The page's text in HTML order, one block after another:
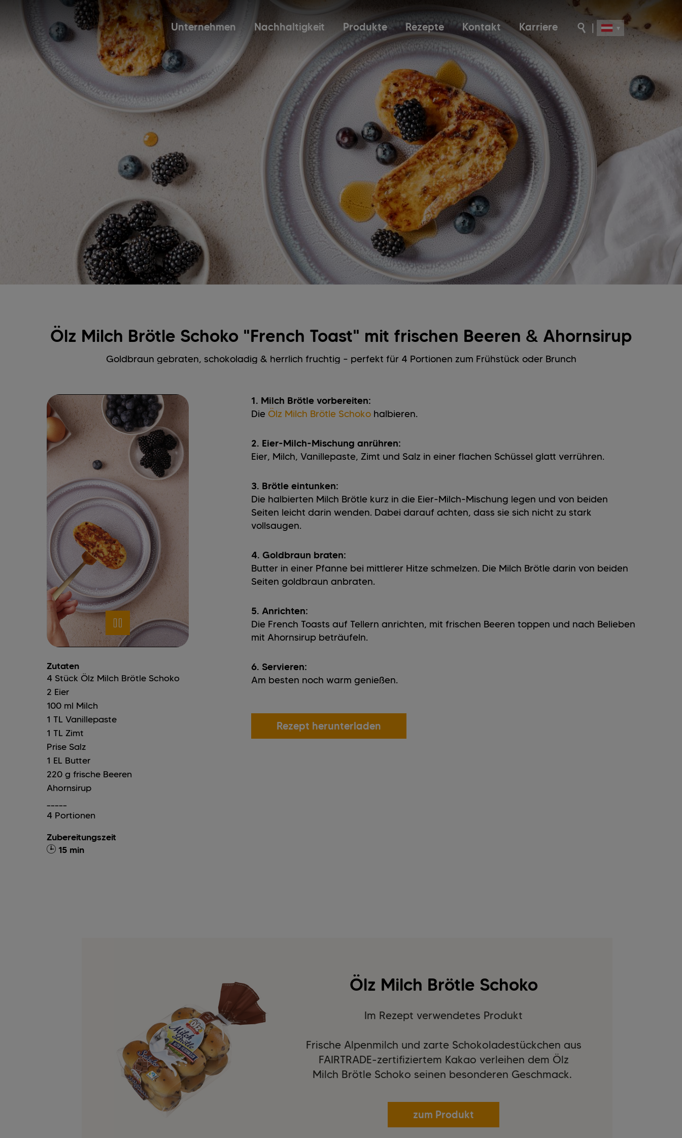
Unternehmen Nachhaltigkeit Produkte Rezepte Kontakt Karriere
Ölz Milch Brötle Schoko "French Toast" mit frischen Beeren & Ahornsirup
Goldbraun gebraten, schokoladig & herrlich fruchtig – perfekt für 4 Portionen zum Frühstück oder Brunch
1. Milch Brötle vorbereiten:
Die Ölz Milch Brötle Schokohalbieren.
2. Eier-Milch-Mischung anrühren:
Eier, Milch, Vanillepaste, Zimt und Salz in einer flachen Schüssel glatt verrühren.
3. Brötle eintunken:
Die halbierten Milch Brötle kurz in die Eier-Milch-Mischung legen und von beiden
Seiten leicht darin wenden. Dabei darauf achten, dass sie sich nicht zu stark
vollsaugen.
4. Goldbraun braten:
Butter in einer Pfanne bei mittlerer Hitze schmelzen. Die Milch Brötle darin von beiden
Seiten goldbraun anbraten.
5. Anrichten:
Die French Toasts auf Tellern anrichten, mit frischen Beeren toppen und nach Belieben
mit Ahornsirup beträufeln.
6. Servieren:
Am besten noch warm genießen.
Rezept herunterladen
Zutaten
4 Stück Ölz Milch Brötle Schoko
2 Eier
100 ml Milch
1 TL Vanillepaste
1 TL Zimt
Prise Salz
1 EL Butter
220 g frische Beeren
Ahornsirup
4 Portionen
Zubereitungszeit
15 min
Ölz Milch Brötle Schoko
Im Rezept verwendetes Produkt
Frische Alpenmilch und zarte Schokoladestückchen aus
FAIRTRADE-zertifiziertem Kakao verleihen dem Ölz
Milch Brötle Schoko seinen besonderen Geschmack.
zum Produkt